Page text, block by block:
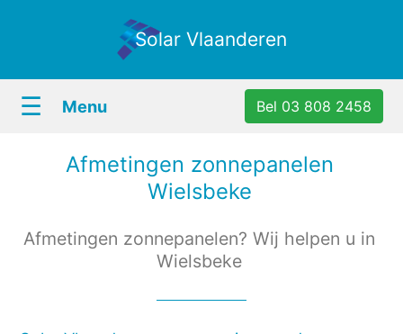
Solar Vlaanderen
☰ Menu Bel 03 808 2458
Afmetingen zonnepanelen
Wielsbeke
Afmetingen zonnepanelen? Wij helpen u in
Wielsbeke